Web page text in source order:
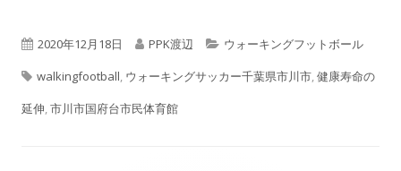
公
開
日
2020年12月18日
作
成
者
PPK渡辺
カ
テ
ウォーキングフットボール
タ
グ
walkingfootball, ウォーキングサッカー千葉県市川市,健康寿命の
延伸,市川市国府台市民体育館